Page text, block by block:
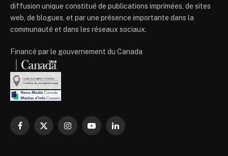
diffusion unique constitué de publications imprimées, de sites
web, de blogues, et par une présence importante dans la
communauté et dans les réseaux sociaux.
Financé par le gouvernement du Canada
Facebook
X
InstagramYouTubeLinkedIn